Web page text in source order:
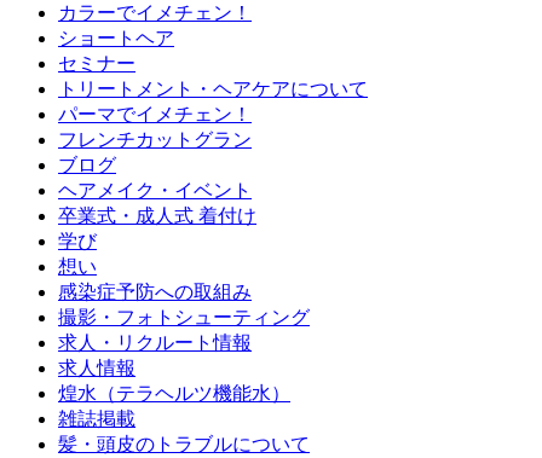
カラーでイメチェン！
ショートヘア
セミナー
トリートメント・ヘアケアについて
パーマでイメチェン！
フレンチカットグラン
ブログ
ヘアメイク・イベント
卒業式・成人式 着付け
学び
想い
感染症予防への取組み
撮影・フォトシューティング
求人・リクルート情報
求人情報
煌水（テラヘルツ機能水）
雑誌掲載
髪・頭皮のトラブルについて